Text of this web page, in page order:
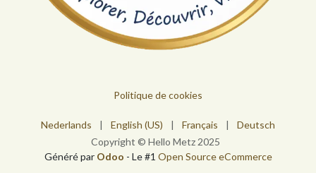
Politique de cookies
Copyright © Hello Metz 2025
Nederlands | English (US) | Français | Deutsch
Généré par Odoo - Le #1 Open Source eCommerce